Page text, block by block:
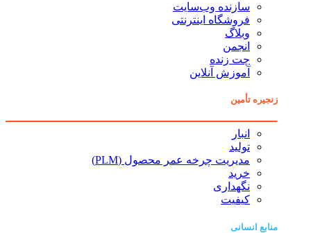
سازنده وب‌سایت
فروشگاه اینترنتی
وبلاگ
انجمن
چت زنده
آموزش آنلاین
زنجیره تأمین
انبار
تولید
مدیریت چرخه عمر محصول (PLM)
خرید
نگهداری
کیفیت
منابع انسانی